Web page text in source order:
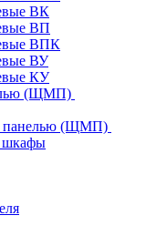
ВК
ВП
ВПК
ВУ
КУ
(ЩМП)
панелью (ЩМП)
шкафы